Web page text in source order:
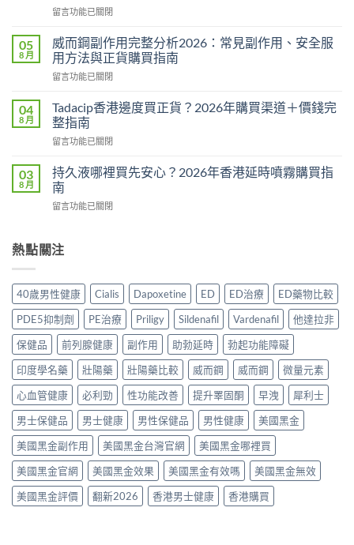
法
量
完
整
教
幾
時
食
多？
正
確
一
次
清
楚〉
中
在
馬
糖
Hamer
效
真
相：
用
是
心
作
香
家
實
測
評
價〉
中
留言功能已關閉
05
8 月
威而鋼副作用完整分析2026：常見副作用、安全服
用方法與正貨購買指南
在
而
鋼
副
作
完
整
分
析
見
用、
安
全
服
方
法
與
正
貨
購
買
指
南〉
中
留言功能已關閉
04
8 月
Tadacip香港邊度買正貨？2026年購買渠道＋價錢完
整指南
在
香
港
邊
度
貨？
購
買
渠
道
價
錢
完
整
指
南〉
中
留言功能已關閉
03
8 月
持久液哪裡買先安心？2026年香港延時噴霧購買指
南
在
液
哪
買
先
安
心？
2026
年
香
港
延
時
噴
霧
購
買
指
南〉
中
留言功能已關閉
熱點關注
40歲男性健康 Cialis Dapoxetine ED ED治療
ED藥物比較
PDE5抑制劑
PE治療 Priligy Sildenafil Vardenafil
他達拉非
保健品
前列腺健康 副作用 助勃延時
勃起功能障礙
印度學名藥
壯陽藥 壯陽藥比較 威而鋼 威而鋼
微量元素
心血管健康
必利勁 性功能改善 提升睪固酮 早洩
犀利士
男士保健品
男士健康 男性保健品 男性健康
美國黑金
美國黑金副作用
美國黑金台灣官網
美國黑金哪裡買
美國黑金官網
美國黑金效果 美國黑金有效嗎
美國黑金無效
美國黑金評價
翻新2026 香港男士健康 香港購買